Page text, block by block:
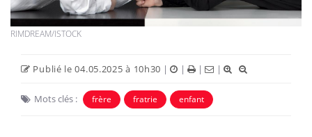
RIMDREAM/ISTOCK
Publié le 04.05.2025 à 10h30 | | | |
Mots clés : frère fratrie enfant